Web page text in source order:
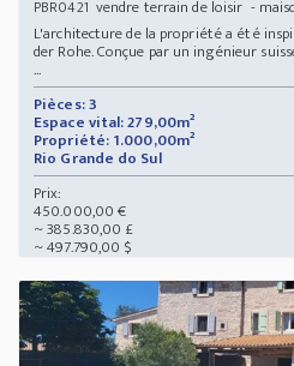
PBR0421 vendre terrain de loisir -
L'architecture de la propriété a été
der Rohe. Conçue par un ingénieur
...
Pièces: 3
Espace vital: 279,00m²
Propriété: 1.000,00m²
Rio Grande do Sul
Prix:
450.000,00 €
~ 385.830,00 £
~ 497.790,00 $